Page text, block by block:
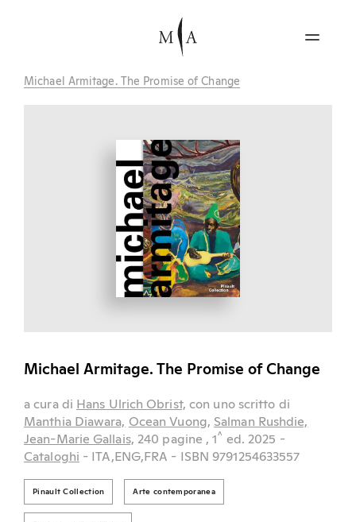
Michael Armitage. The Promise of Change
Michael Armitage. The Promise of Change
a cura di Hans Ulrich Obrist, con uno scritto di
Manthia Diawara, Ocean Vuong, Salman Rushdie,
Jean-Marie Gallais, 240 pagine , 1^ ed. 2025 -
Cataloghi - ITA,ENG,FRA - ISBN 9791254633557
Pinault Collection Arte contemporanea